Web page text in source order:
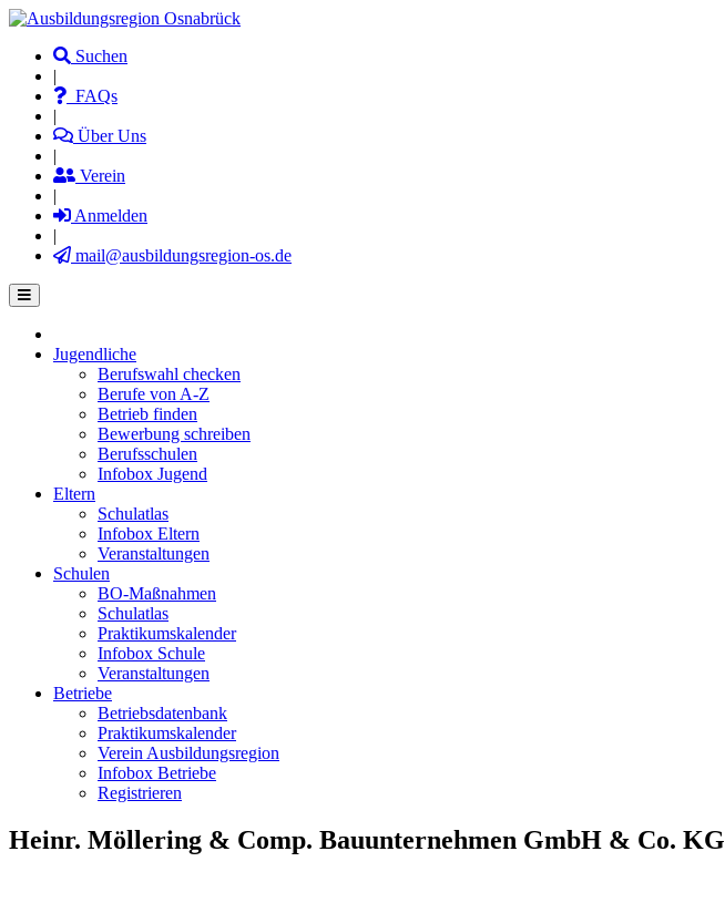
Direkt
Inhalt
Suchen
|
FAQs
|
Über Uns
|
Verein
|
Anmelden
|
mail@ausbildungsregion-os.de
Main
navigation
Jugendliche
Berufswahl checken
Berufe von A-Z
Betrieb finden
Bewerbung schreiben
Berufsschulen
Infobox Jugend
Eltern
Schulatlas
Infobox Eltern
Veranstaltungen
Schulen
BO-Maßnahmen
Schulatlas
Praktikumskalender
Infobox Schule
Veranstaltungen
Betriebe
Betriebsdatenbank
Praktikumskalender
Verein Ausbildungsregion
Infobox Betriebe
Registrieren
Heinr. Möllering & Comp. Bauunternehmen GmbH & Co. KG